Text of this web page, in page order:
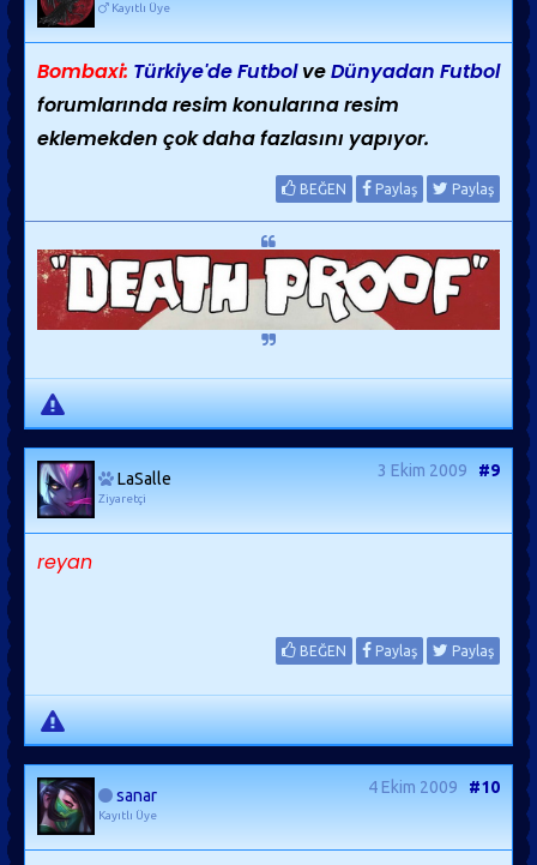
Kayıtlı Üye
Bombaxi: Türkiye'de FutbolveDünyadan Futbol
forumlarında resim konularına resim
eklemekden çok daha fazlasını yapıyor.
BEĞEN Paylaş Paylaş
LaSalle
Ziyaretçi
3 Ekim 2009 #9
reyan
BEĞEN Paylaş Paylaş
sanar
Kayıtlı Üye
4 Ekim 2009 #10